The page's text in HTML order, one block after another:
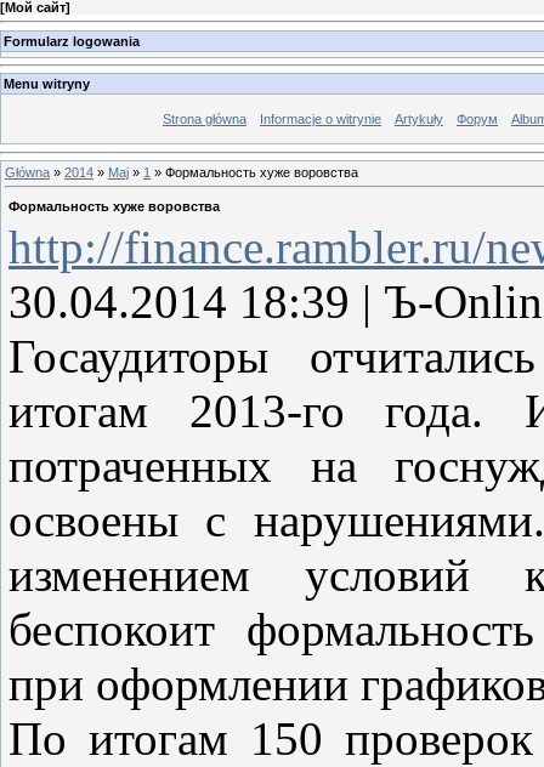
[Мой сайт]
Formularz logowania
Menu witryny
Strona główna Informacje o witrynie Artykuły Форум
Główna » 2014 » Maj » 1 » Формальность хуже воровства
Формальность хуже воровства
http://finance.rambler.ru/
30.04.2014 18:39 | Ъ-
Госаудиторы
итогам 2013-го года.
потраченных на
освоены с
изменением условий
беспокоит
при оформлении
По итогам 150